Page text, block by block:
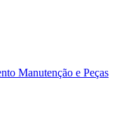
Manutenção e Peças